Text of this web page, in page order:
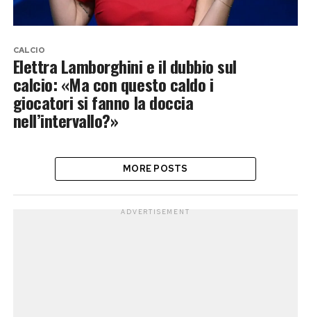
CALCIO
Elettra Lamborghini e il dubbio sul
calcio: «Ma con questo caldo i
giocatori si fanno la doccia
nell’intervallo?»
MORE POSTS
ADVERTISEMENT